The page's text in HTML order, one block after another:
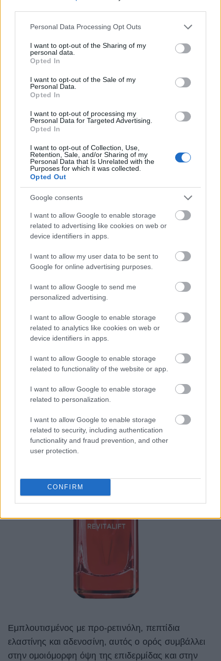
Please note that this website/app uses one or more Google
not limited to your visit or usage behaviour. You may click to
grant or deny consent to Google and its third-party tags to
use your data for below specified purposes in below Google
consent section.
Personal Data Processing Opt Outs
I want to opt-out of the Sharing of my
personal data.
Opted In
I want to opt-out of the Sale of my
Personal Data.
Opted In
I want to opt-out of processing my
Personal Data for Targeted Advertising.
Opted In
I want to opt-out of Collection, Use,
Retention, Sale, and/or Sharing of my
Personal Data that Is Unrelated with the
Purposes for which it was collected.
Opted Out
Google consents
I want to allow Google to enable storage
related to advertising like cookies on web or
device identifiers in apps.
I want to allow my user data to be sent to
Google for online advertising purposes.
I want to allow Google to send me
personalized advertising.
I want to allow Google to enable storage
related to analytics like cookies on web or
device identifiers in apps.
I want to allow Google to enable storage
related to functionality of the website or app.
I want to allow Google to enable storage
related to personalization.
I want to allow Google to enable storage
related to security, including authentication
functionality and fraud prevention, and other
user protection.
CONFIRM
Revitalift Classic Serum, L'Oréal
Paris-Απόκτησέ τοεδώ
Eμπλουτισμένος με προ-ρετινόλη, πεπτίδια
ελαστίνης και αδενοσίνη, αυτός ο ορός συμβάλλει
στην ομοιόμορφη όψη της επιδερμίδας και στην